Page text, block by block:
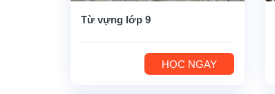
Từ vựng lớp 9
HỌC NGAY